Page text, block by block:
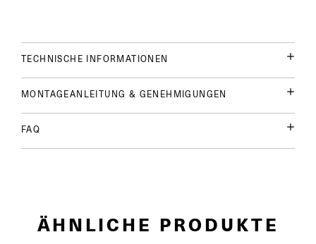
TECHNISCHE INFORMATIONEN
MONTAGEANLEITUNG & GENEHMIGUNGEN
FAQ
ÄHNLICHE PRODUKTE